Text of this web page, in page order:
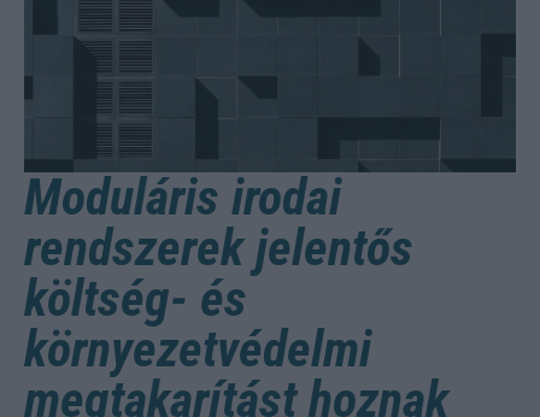
Moduláris irodai
rendszerek jelentős
költség- és
környezetvédelmi
megtakarítást hoznak